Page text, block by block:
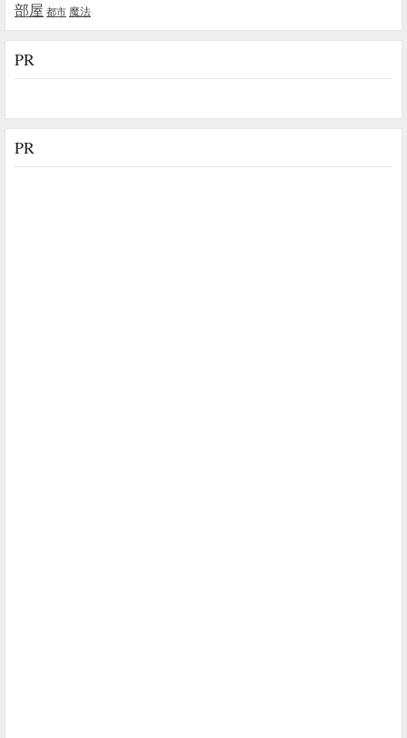
部屋 都市 魔法
PR
PR